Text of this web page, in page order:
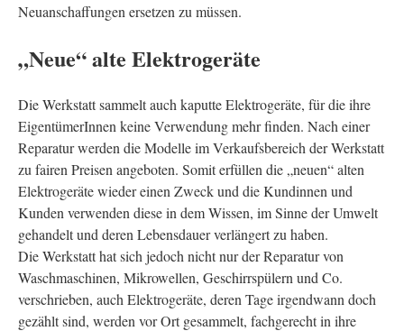
Neuanschaffungen ersetzen zu müssen.
„Neue“ alte Elektrogeräte
Die Werkstatt sammelt auch kaputte Elektrogeräte, für die ihre
EigentümerInnen keine Verwendung mehr finden. Nach einer
Reparatur werden die Modelle im Verkaufsbereich der Werkstatt
zu fairen Preisen angeboten. Somit erfüllen die „neuen“ alten
Elektrogeräte wieder einen Zweck und die Kundinnen und
Kunden verwenden diese in dem Wissen, im Sinne der Umwelt
gehandelt und deren Lebensdauer verlängert zu haben.
Die Werkstatt hat sich jedoch nicht nur der Reparatur von
Waschmaschinen, Mikrowellen, Geschirrspülern und Co.
verschrieben, auch Elektrogeräte, deren Tage irgendwann doch
gezählt sind, werden vor Ort gesammelt, fachgerecht in ihre